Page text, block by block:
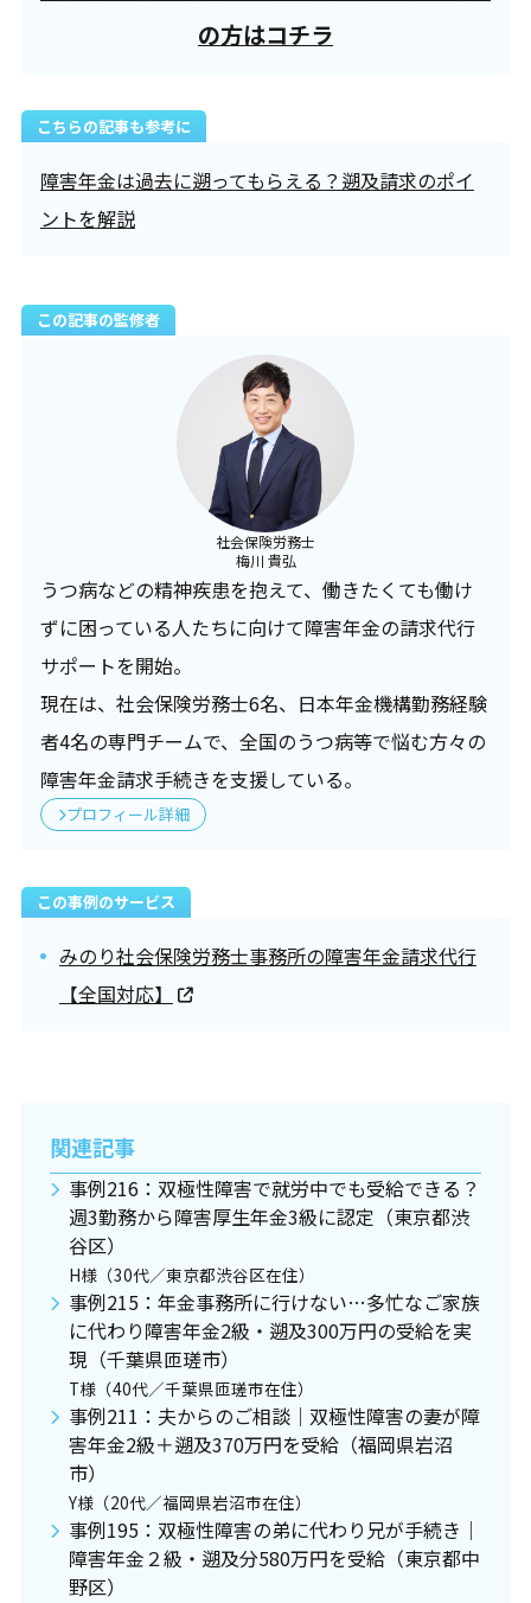
の方はコチラ
こちらの記事も参考に
障害年金は過去に遡ってもらえる？遡及請求のポイ
ントを解説
この記事の監修者
社会保険労務士
梅川 貴弘
うつ病などの精神疾患を抱えて、働きたくても働け
ずに困っている人たちに向けて障害年金の請求代行
サポートを開始。
現在は、社会保険労務士6名、日本年金機構勤務経験
者4名の専門チームで、全国のうつ病等で悩む方々の
障害年金請求手続きを支援している。
プロフィール詳細
この事例のサービス
みのり社会保険労務士事務所の障害年金請求代行
【全国対応】
関連記事
事例216：双極性障害で就労中でも受給できる？
週3勤務から障害厚生年金3級に認定（東京都渋
谷区）
H様（30代／東京都渋谷区在住）
事例215：年金事務所に行けない…多忙なご家族
に代わり障害年金2級・遡及300万円の受給を実
現（千葉県匝瑳市）
T様（40代／千葉県匝瑳市在住）
事例211：夫からのご相談｜双極性障害の妻が障
害年金2級＋遡及370万円を受給（福岡県岩沼
市）
Y様（20代／福岡県岩沼市在住）
事例195：双極性障害の弟に代わり兄が手続き｜
障害年金２級・遡及分580万円を受給（東京都中
野区）